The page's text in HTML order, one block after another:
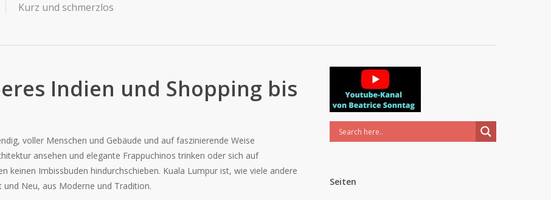
Kurz und schmerzlos
Indien und Shopping bis
voller Menschen und Gebäude und auf faszinierende Weise
ansehen und elegante Frappuchinos trinken oder sich auf
keinen Imbissbuden hindurchschieben. Kuala Lumpur ist, wie viele andere
Neu, aus Moderne und Tradition.
Seiten